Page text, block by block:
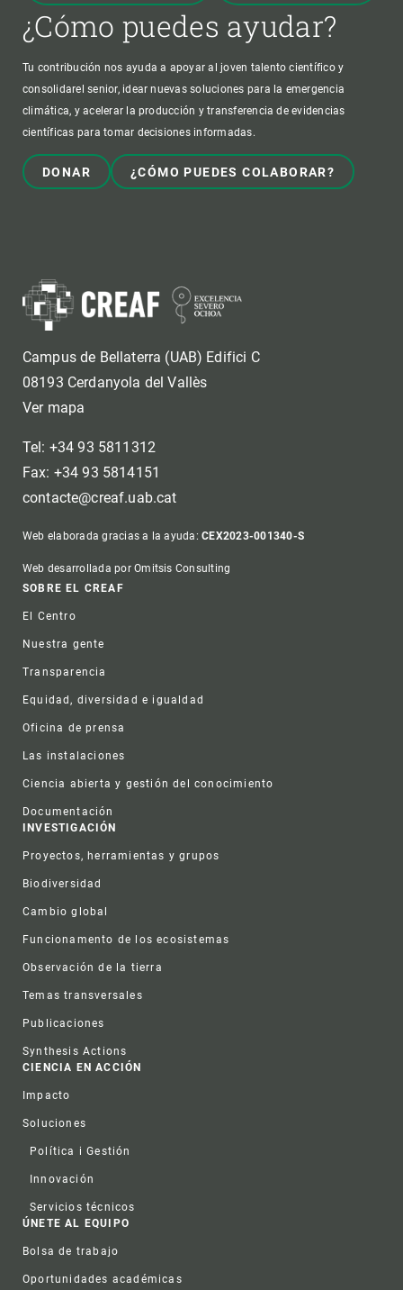
¿Cómo puedes ayudar?
Tu contribución nos ayuda a apoyar al joven talento científico y
consolidarel senior, idear nuevas soluciones para la emergencia
climática, y acelerar la producción y transferencia de evidencias
científicas para tomar decisiones informadas.
DONAR ¿CÓMO PUEDES COLABORAR?
Campus de Bellaterra (UAB) Edifici C
08193 Cerdanyola del Vallès
Ver mapa
Tel: +34 93 5811312
Fax: +34 93 5814151
contacte@creaf.uab.cat
Web elaborada gracias a la ayuda:CEX2023-001340-S
Web desarrollada por Omitsis Consulting
Footer
SOBRE EL CREAF
El Centro
Nuestra gente
Transparencia
Equidad, diversidad e igualdad
Oficina de prensa
Las instalaciones
Ciencia abierta y gestión del conocimiento
Documentación
INVESTIGACIÓN
Proyectos, herramientas y grupos
Biodiversidad
Cambio global
Funcionamento de los ecosistemas
Observación de la tierra
Temas transversales
Publicaciones
Synthesis Actions
CIENCIA EN ACCIÓN
Impacto
Soluciones
Política i Gestión
Innovación
Servicios técnicos
ÚNETE AL EQUIPO
Bolsa de trabajo
Oportunidades académicas